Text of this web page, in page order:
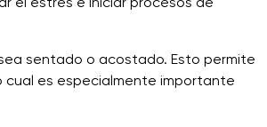
sentado o acostado. Esto permite
cual es especialmente importante